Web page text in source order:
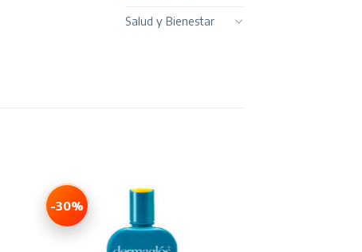
Salud y Bienestar
-30%